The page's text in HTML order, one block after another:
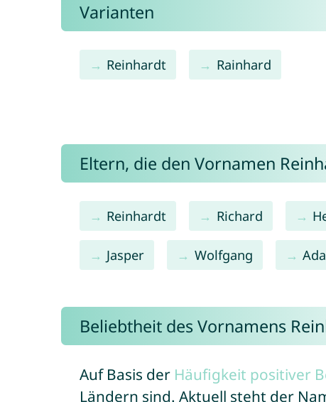
Varianten
Reinhardt Rainhard
Eltern, die den Vornamen
Reinhardt Richard
Jasper Wolfgang
Beliebtheit des Vornamens
Auf Basis der Häufigkeit positiver
Ländern sind. Aktuell steht der